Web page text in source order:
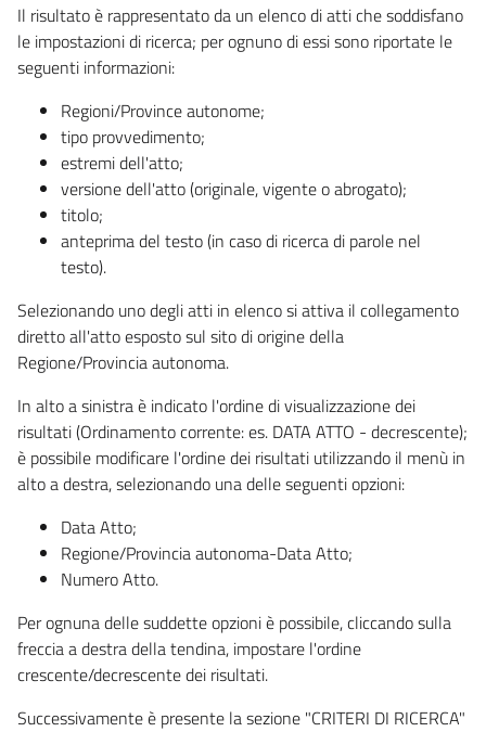
Il risultato è rappresentato da un elenco di atti che soddisfano
le impostazioni di ricerca; per ognuno di essi sono riportate le
seguenti informazioni:
Regioni/Province autonome;
tipo provvedimento;
estremi dell'atto;
versione dell'atto (originale, vigente o abrogato);
titolo;
anteprima del testo (in caso di ricerca di parole nel
testo).
Selezionando uno degli atti in elenco si attiva il collegamento
diretto all'atto esposto sul sito di origine della
Regione/Provincia autonoma.
In alto a sinistra è indicato l'ordine di visualizzazione dei
risultati (Ordinamento corrente: es. DATA ATTO - decrescente);
è possibile modificare l'ordine dei risultati utilizzando il menù in
alto a destra, selezionando una delle seguenti opzioni:
Data Atto;
Regione/Provincia autonoma-Data Atto;
Numero Atto.
Per ognuna delle suddette opzioni è possibile, cliccando sulla
freccia a destra della tendina, impostare l'ordine
crescente/decrescente dei risultati.
Successivamente è presente la sezione "CRITERI DI RICERCA"